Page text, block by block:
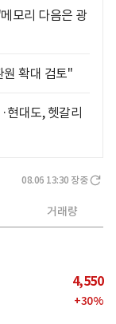
모리 다음은 광
원 확대 검토"
대도, 헷갈리
08.06 13:30 장중
거래량
4,550
+30%